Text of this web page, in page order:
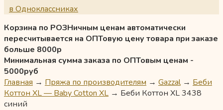
в Одноклассниках
Корзина по РОЗНичным ценам автоматически
пересчитывается на ОПТовую цену товара при заказе
больше 8000р
Минимальная сумма заказа по ОПТовым ценам -
5000руб
Главная → Пряжа по производителям → Gazzal → Беби
Коттон XL — Baby Cotton XL → Беби Коттон XL 3438
синий